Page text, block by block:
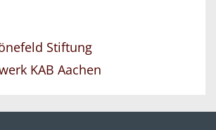
Stiftung
KAB Aachen